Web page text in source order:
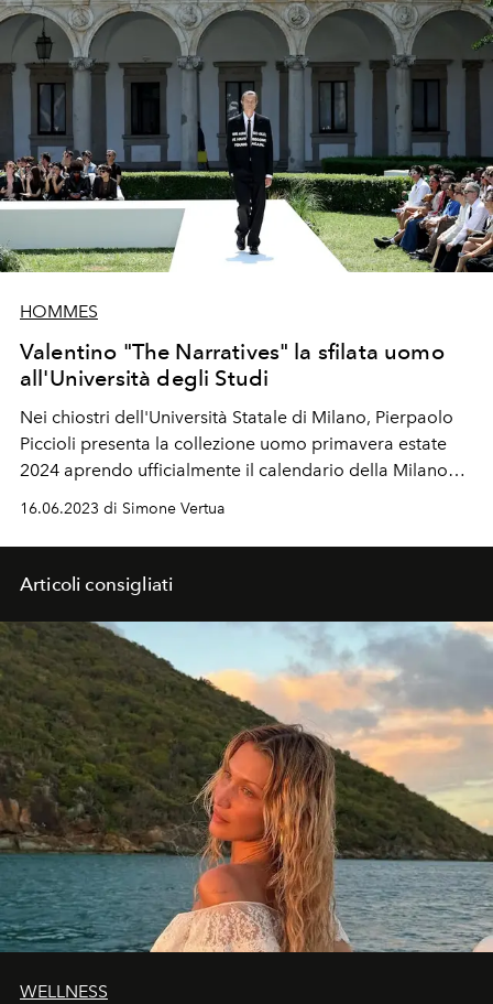
HOMMES
Valentino "The Narratives" la sfilata uomo
all'Università degli Studi
Nei chiostri dell'Università Statale di Milano, Pierpaolo
Piccioli presenta la collezione uomo primavera estate
2024 aprendo ufficialmente il calendario della Milano
Fashion Week. In front row tra gli
della Maison Yang Yang.
16.06.2023 di Simone Vertua
Articoli consigliati
WELLNESS